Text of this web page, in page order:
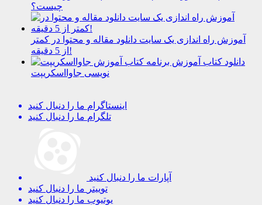
چیست؟
آموزش راه اندازی یک سایت دانلود مقاله و محتوا در کمتر
از 5 دقیقه!
دانلود کتاب آموزش برنامه
نویسی جاوااسکریپت
اینستاگرام ما را دنبال کنید
تلگرام ما را دنبال کنید
آپارات ما را دنبال کنید
توییتر ما را دنبال کنید
یوتیوب ما را دنبال کنید